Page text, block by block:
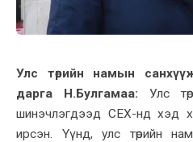
Улс төрийн намын
дарга Н.Булгамаа: Улс
шинэчлэгдээд СЕХ-нд хэд
ирсэн. Үүнд, улс төрийн